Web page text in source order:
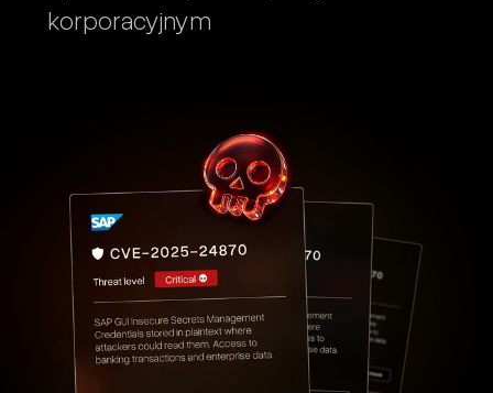
korporacyjnym